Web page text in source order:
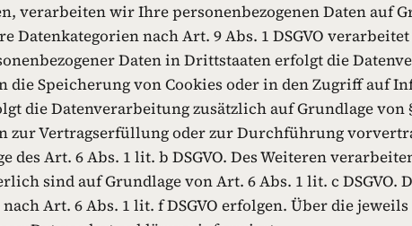
verarbeiten wir Ihre personenbezogenen Daten auf
Datenkategorien nach Art. 9 Abs. 1 DSGVO
Daten in Drittstaaten erfolgt die
die Speicherung von Cookies oder in den Zugriff auf
Datenverarbeitung zusätzlich auf Grundlage von §
zur Vertragserfüllung oder zur Durchführung
Art. 6 Abs. 1 lit. b DSGVO. Des Weiteren
sind auf Grundlage von Art. 6 Abs. 1 lit. c DSGVO.
Art. 6 Abs. 1 lit. f DSGVO erfolgen. Über die